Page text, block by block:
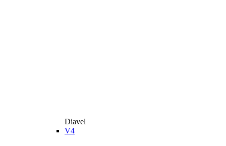
Diavel
V4